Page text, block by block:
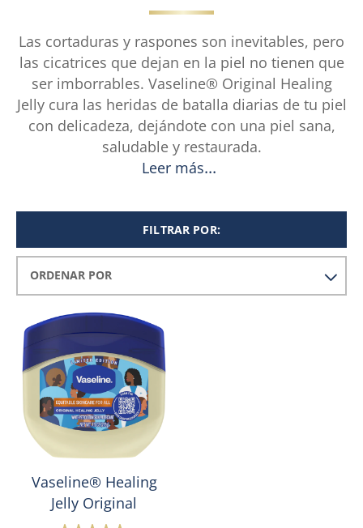
Las cortaduras y raspones son inevitables, pero
las cicatrices que dejan en la piel no tienen que
ser imborrables. Vaseline® Original Healing
Jelly cura las heridas de batalla diarias de tu piel
con delicadeza, dejándote con una piel sana,
saludable y restaurada.
Leer más
FILTRAR POR:
Vaseline® Healing
Jelly Original